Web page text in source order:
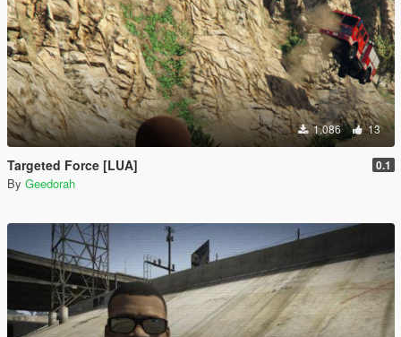
1,086 13
Targeted Force [LUA] 0.1
By Geedorah